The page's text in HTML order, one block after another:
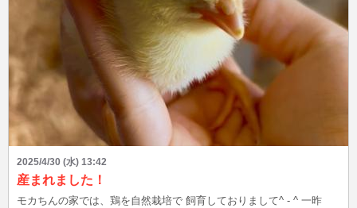
2025/4/30 (水) 13:42
産まれました！
モカちんの家では、鶏を自然栽培で 飼育しておりまして^ - ^ 一昨